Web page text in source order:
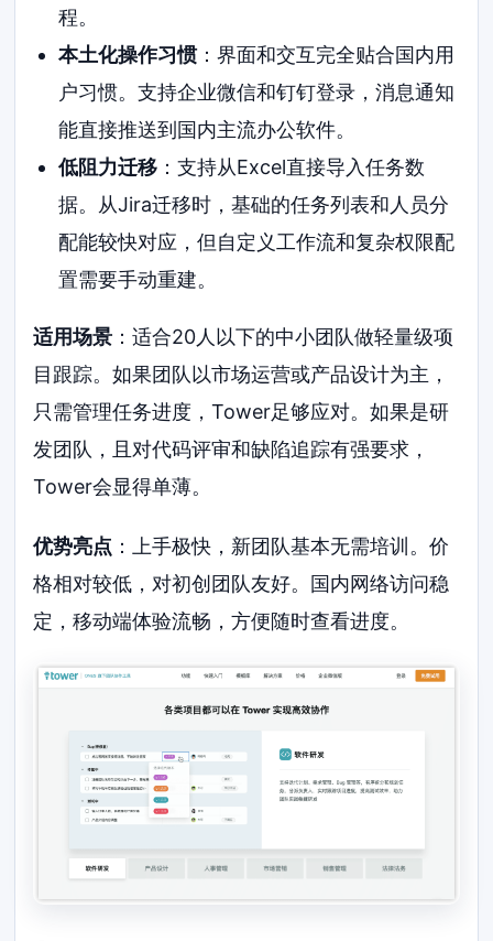
程。
本土化操作习惯：界面和交互完全贴合国内用
户习惯。支持企业微信和钉钉登录，消息通知
能直接推送到国内主流办公软件。
低阻力迁移：支持从Excel直接导入任务数
据。从Jira迁移时，基础的任务列表和人员分
配能较快对应，但自定义工作流和复杂权限配
置需要手动重建。
适用场景 ：适合20人以下的中小团队做轻量级项
目跟踪。如果团队以市场运营或产品设计为主，
只需管理任务进度，Tower足够应对。如果是研
发团队，且对代码评审和缺陷追踪有强要求，
Tower会显得单薄。
优势亮点 ：上手极快，新团队基本无需培训。价
格相对较低，对初创团队友好。国内网络访问稳
定，移动端体验流畅，方便随时查看进度。